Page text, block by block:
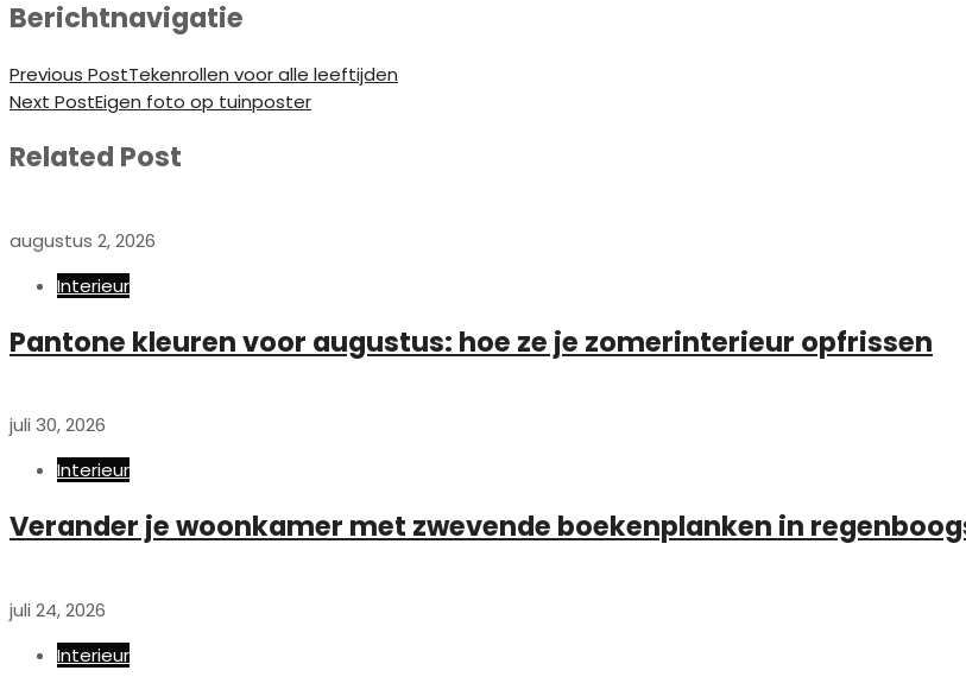
Berichtnavigatie
Previous PostTekenrollen voor alle leeftijden
Next PostEigen foto op tuinposter
Related Post
augustus 2, 2026
Interieur
Pantone kleuren voor augustus: hoe ze je zomerinterieur opfrissen
juli 30, 2026
Interieur
Verander je woonkamer met zwevende boekenplanken in
juli 24, 2026
Interieur